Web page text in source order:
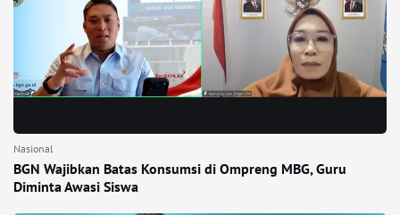
Nasional
BGN Wajibkan Batas Konsumsi di Ompreng MBG, Guru
Diminta Awasi Siswa